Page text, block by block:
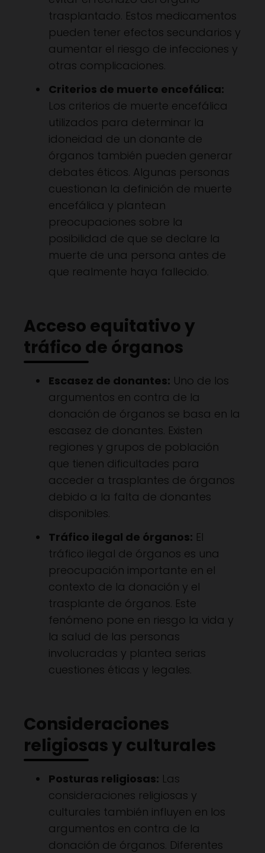
trasplantado. Estos medicamentos
pueden tener efectos secundarios y
aumentar el riesgo de infecciones y
otras complicaciones.
Criterios de muerte encefálica:
Los criterios de muerte encefálica
utilizados para determinar la
idoneidad de un donante de
órganos también pueden generar
debates éticos. Algunas personas
cuestionan la definición de muerte
encefálica y plantean
preocupaciones sobre la
posibilidad de que se declare la
muerte de una persona antes de
que realmente haya fallecido.
Acceso equitativo y
tráfico de órganos
Escasez de donantes: Uno de los
argumentos en contra de la
donación de órganos se basa en la
escasez de donantes. Existen
regiones y grupos de población
que tienen dificultades para
acceder a trasplantes de órganos
debido a la falta de donantes
disponibles.
Tráfico ilegal de órganos: El
tráfico ilegal de órganos es una
preocupación importante en el
contexto de la donación y el
trasplante de órganos. Este
fenómeno pone en riesgo la vida y
la salud de las personas
involucradas y plantea serias
cuestiones éticas y legales.
Consideraciones
religiosas y culturales
Posturas religiosas: Las
consideraciones religiosas y
culturales también influyen en los
argumentos en contra de la
donación de órganos. Diferentes